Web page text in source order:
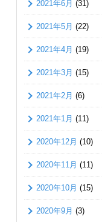
2021年6月 (31)
2021年5月 (22)
2021年4月 (19)
2021年3月 (15)
2021年2月 (6)
2021年1月 (11)
2020年12月 (10)
2020年11月 (11)
2020年10月 (15)
2020年9月 (3)